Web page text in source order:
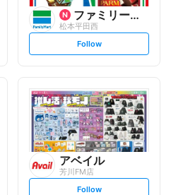
ファミリーマート
松本平田西
s
t
l
o
w
Follow
アベイル
芳川FM店
s
Follow